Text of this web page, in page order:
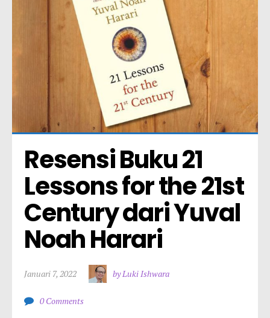
Resensi Buku 21
Lessons for the 21st
Century dari Yuval
Noah Harari
Januari 7, 2022 by Luki Ishwara
0 Comments